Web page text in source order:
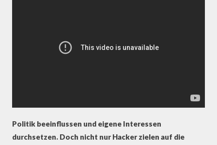
Politik beeinflussen und eigene Interessen
durchsetzen. Doch nicht nur Hacker zielen auf die